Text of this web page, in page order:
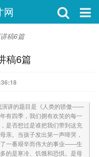
网
稿6篇
稿6篇
讲的题目是《人类的骄傲——
有四季，我们拥有欢笑的每一
是否想过是谁把我们带到这充
亲。当孩子发出第一声啼哭，
一番艰辛而伟大的事业——生
的是寒冷、饥饿和恐惧。是母